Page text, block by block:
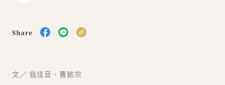
文／ 翁佳音、曹銘宗